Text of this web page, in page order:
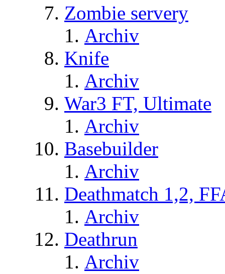
Zombie servery
Archiv
Knife
Archiv
War3 FT, Ultimate
Archiv
Basebuilder
Archiv
Deathmatch 1,2,
Archiv
Deathrun
Archiv